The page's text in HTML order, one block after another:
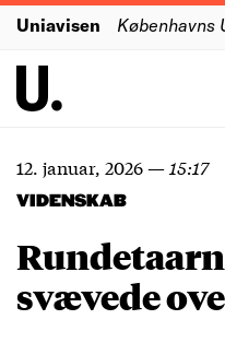
Uniavisen Københavns
12. januar, 2026— 15:17
VIDENSKAB
svævede